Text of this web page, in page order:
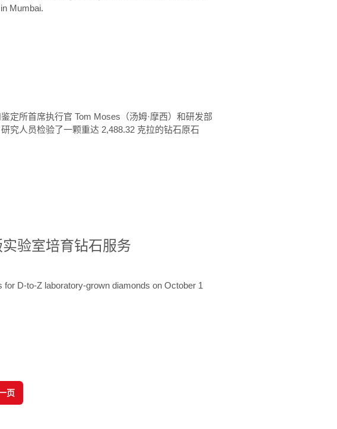
Mumbai.
定所首席执行官 Tom Moses（汤姆·摩西）和研发部
究人员检验了一颗重达 2,488.32 克拉的钻石原石
实验室培育钻石服务
D-to-Z laboratory-grown diamonds on October 1
页